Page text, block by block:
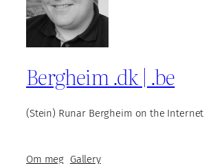
Bergheim .dk | .be
(Stein) Runar Bergheim on the Internet
Om meg Gallery